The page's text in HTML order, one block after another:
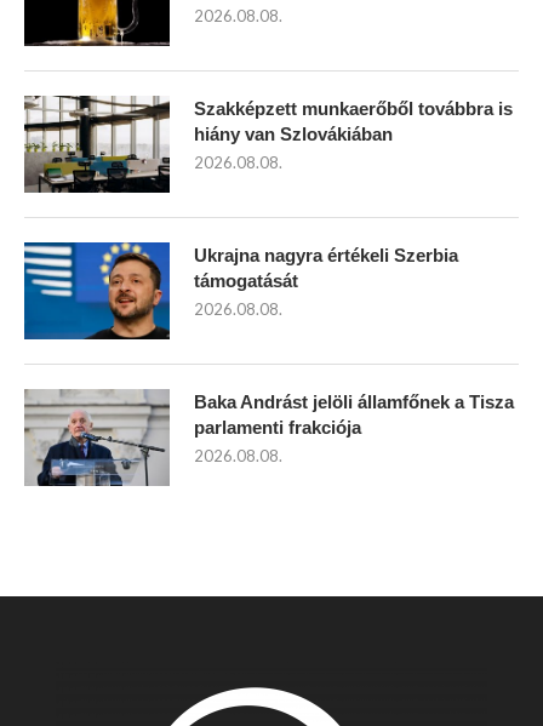
2026.08.08.
Szakképzett munkaerőből továbbra is
hiány van Szlovákiában
2026.08.08.
Ukrajna nagyra értékeli Szerbia
támogatását
2026.08.08.
Baka Andrást jelöli államfőnek a Tisza
parlamenti frakciója
2026.08.08.